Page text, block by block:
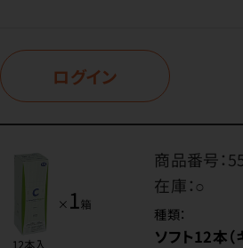
ログイン
商品番号：
在庫：○
種類：
ソフト12本（